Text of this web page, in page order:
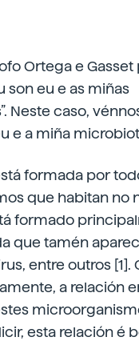
Ortega e
son eu e as miñas
Neste caso,
e a miña
formada por
que habitan no
formado
que tamén
entre outros [1].
a relación
esta relación é